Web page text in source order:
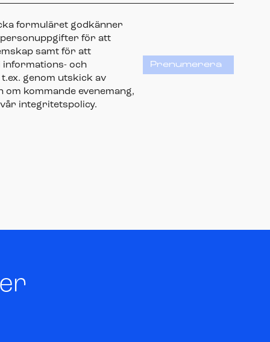
formuläret godkänner
för att
samt för att
informations- och
genom utskick av
kommande evenemang,
integritetspolicy.
Prenumerera